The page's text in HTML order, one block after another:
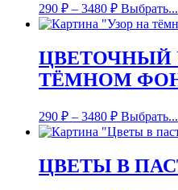
290 ₽ – 3480 ₽ Выбрать...
ЦВЕТОЧНЫЙ
ТЁМНОМ
290 ₽ – 3480 ₽ Выбрать...
ЦВЕТЫ В